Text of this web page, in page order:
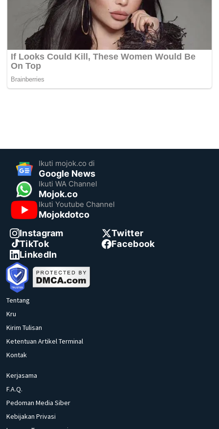
Ikuti mojok.co di
Google News
Ikuti WA Channel
Mojok.co
Ikuti Youtube Channel
Mojokdotco
Instagram
Twitter
TikTok
Facebook
LinkedIn
Tentang
Kru
Kirim Tulisan
Ketentuan Artikel Terminal
Kontak
Kerjasama
F.A.Q.
Pedoman Media Siber
Kebijakan Privasi